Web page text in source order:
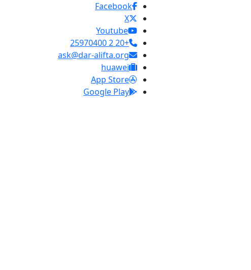
Facebook
X
Youtube
+20 2 25970400
ask@dar-alifta.org
huawei
App Store
Google Play